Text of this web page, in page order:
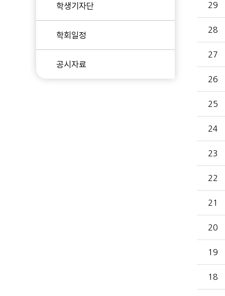
학생기자단
학회일정
공시자료
29
28
27
26
25
24
23
22
21
20
19
18